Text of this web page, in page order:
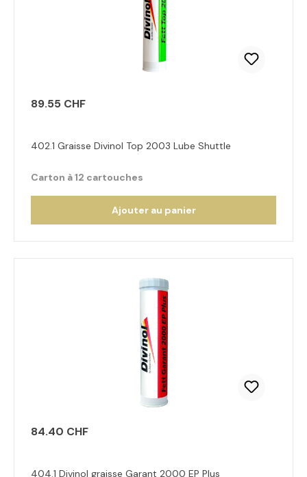
89.55 CHF
402.1 Graisse Divinol Top 2003 Lube Shuttle
Carton à 12 cartouches
Ajouter au panier
84.40 CHF
404.1 Divinol graisse Garant 2000 EP Plus